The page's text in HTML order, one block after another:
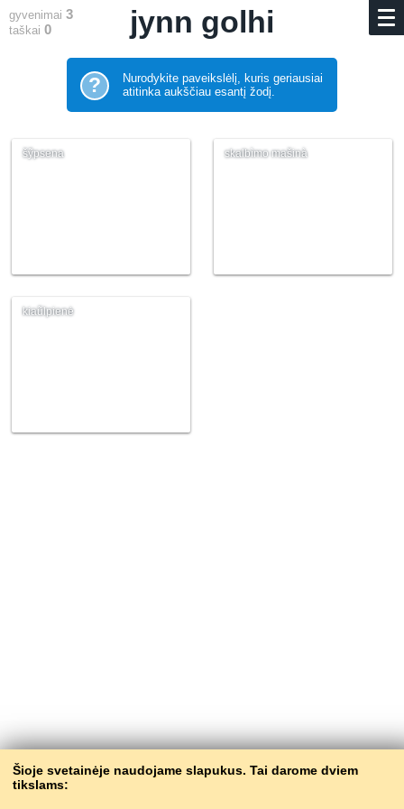
Šioje svetainėje naudojame slapukus. Tai darome dviem
tikslams:
gyvenimai 3
taškai 0 jynn golhi
?
Nurodykite paveikslėlį, kuris geriausiai
atitinka aukščiau esantį žodį.
šỹpsena skalbìmo mašinà
kiaũlpienė